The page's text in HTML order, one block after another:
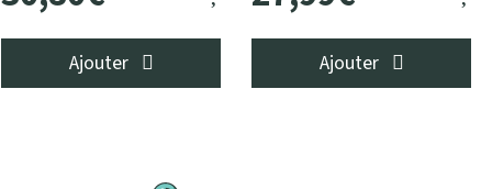
Ajouter Ajouter